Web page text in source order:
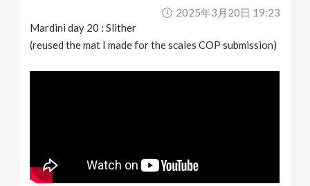
2025年3月20日 19:23
Mardini day 20 : Slither
(reused the mat I made for the scales COP submission)